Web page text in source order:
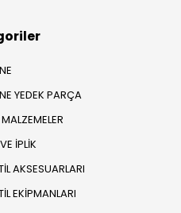
YEDEK PARÇA
İPLİK
AKSESUARLARI
EKİPMANLARI